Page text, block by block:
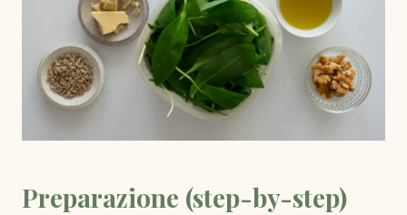
Preparazione (step-by-step)